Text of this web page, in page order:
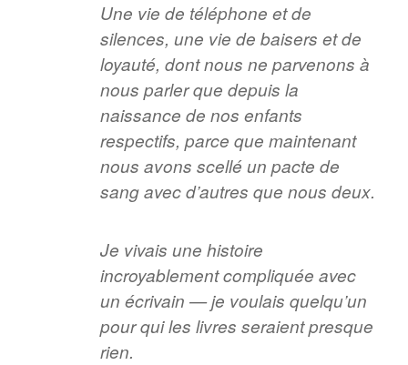
Une vie de téléphone et de
silences, une vie de baisers et de
loyauté, dont nous ne parvenons à
nous parler que depuis la
naissance de nos enfants
respectifs, parce que maintenant
nous avons scellé un pacte de
sang avec d’autres que nous deux.
Je vivais une histoire
incroyablement compliquée avec
un écrivain — je voulais quelqu’un
pour qui les livres seraient presque
rien.